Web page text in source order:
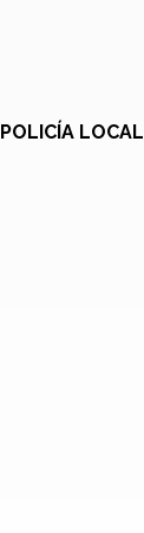
POLICÍA LOCAL